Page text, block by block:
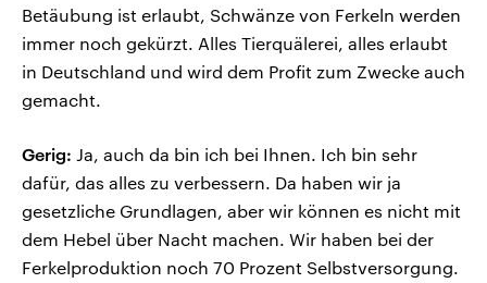
Betäubung ist erlaubt, Schwänze von Ferkeln werden
immer noch gekürzt. Alles Tierquälerei, alles erlaubt
in Deutschland und wird dem Profit zum Zwecke auch
gemacht.
Gerig: Ja, auch da bin ich bei Ihnen. Ich bin sehr
dafür, das alles zu verbessern. Da haben wir ja
gesetzliche Grundlagen, aber wir können es nicht mit
dem Hebel über Nacht machen. Wir haben bei der
Ferkelproduktion noch 70 Prozent Selbstversorgung.